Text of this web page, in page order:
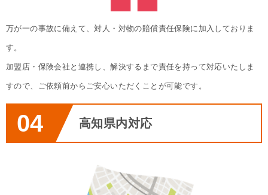
万が一の事故に備えて、対人・対物の賠償責任保険に加入しておりま
す。
加盟店・保険会社と連携し、解決するまで責任を持って対応いたしま
すので、ご依頼前からご安心いただくことが可能です。
04 高知県内対応